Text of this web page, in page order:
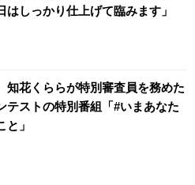
はしっかり仕上げて臨みます」
知花くららが特別審査員を務めた
テストの特別番組「#いまあなた
と」